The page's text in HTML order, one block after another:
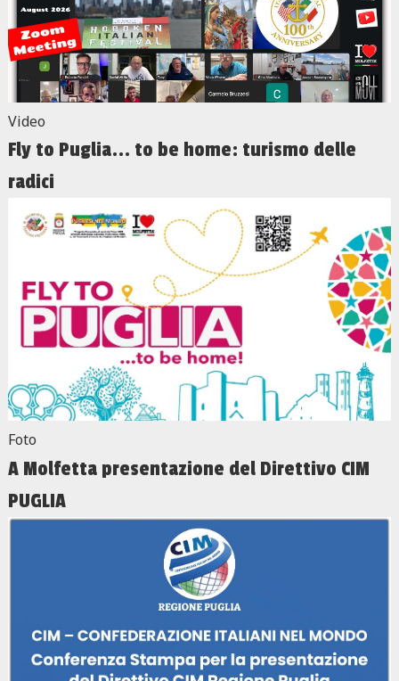
Video
Fly to Puglia... to be home: turismo delle
radici
Foto
A Molfetta presentazione del Direttivo CIM
PUGLIA